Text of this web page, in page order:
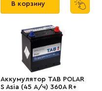
В корзину
Аккумулятор TAB POLAR
S Asia (45 А/ч) 360А R+